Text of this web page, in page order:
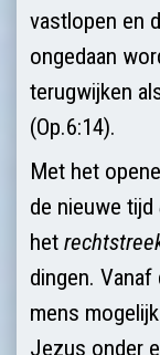
vastlopen en
ongedaan
terugwijken
(Op.6:14).
Met het
de nieuwe tijd
het
dingen.
mens
Jezus onder